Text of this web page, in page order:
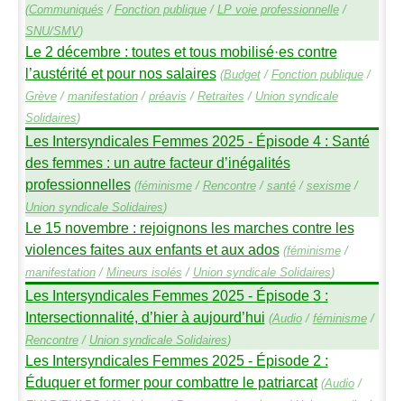
(Communiqués / Fonction publique/ LPvoie professionnelle/
SNU/SMV)
Le 2 décembre : toutes et tous mobilisé·es contre
l’austérité et pour nos salaires (Budget/ Fonction publique/
Grève/ manifestation/ préavis / Retraites / Union syndicale
Solidaires)
Les Intersyndicales Femmes 2025 - Épisode 4 : Santé
des femmes : un autre facteur d’inégalités
professionnelles (féminisme/ Rencontre/ santé/ sexisme/
Union syndicale Solidaires)
Le 15 novembre : rejoignons les marches contre les
violences faites aux enfants et aux ados (féminisme/
manifestation/ Mineurs isolés / Union syndicale Solidaires)
Les Intersyndicales Femmes 2025 - Épisode 3 :
Intersectionnalité, d’hier à aujourd’hui (Audio/ féminisme/
Rencontre/ Union syndicale Solidaires)
Les Intersyndicales Femmes 2025 - Épisode 2 :
Éduquer et former pour combattre le patriarcat (Audio/